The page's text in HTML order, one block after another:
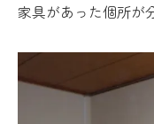
家具があった個所が